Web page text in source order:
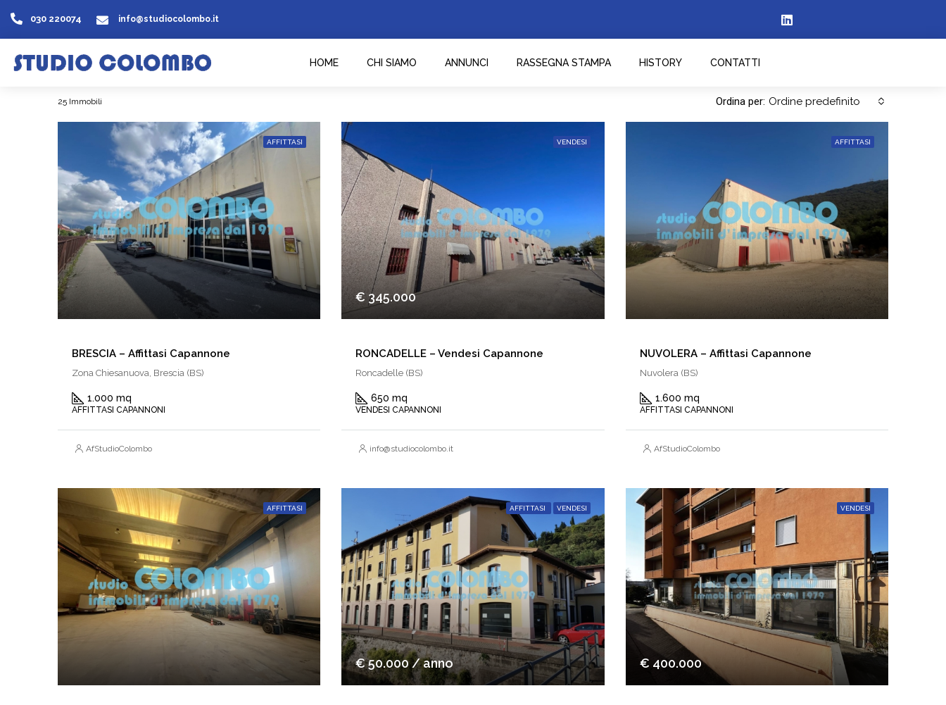
030 220074 info@studiocolombo.it
HOME CHI SIAMO ANNUNCI RASSEGNA STAMPA HISTORY CONTATTI
25 Immobili Ordina per: Ordine predefinito
AFFITTASI
BRESCIA – Affittasi Capannone
Zona Chiesanuova, Brescia (BS)
1.000 mq
AFFITTASI CAPANNONI
AfStudioColombo
VENDESI
€ 345.000
RONCADELLE – Vendesi Capannone
Roncadelle (BS)
650 mq
VENDESI CAPANNONI
info@studiocolombo.it
AFFITTASI
NUVOLERA – Affittasi Capannone
Nuvolera (BS)
1.600 mq
AFFITTASI CAPANNONI
AfStudioColombo
AFFITTASI AFFITTASI VENDESI
€ 50.000 / anno
VENDESI
€ 400.000